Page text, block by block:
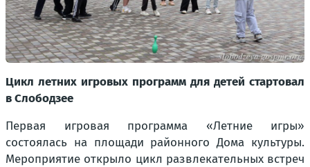
Цикл летних игровых программ для детей стартовал
в Слободзее
Первая игровая программа «Летние игры»
состоялась на площади районного Дома культуры.
Мероприятие открыло цикл развлекательных встреч